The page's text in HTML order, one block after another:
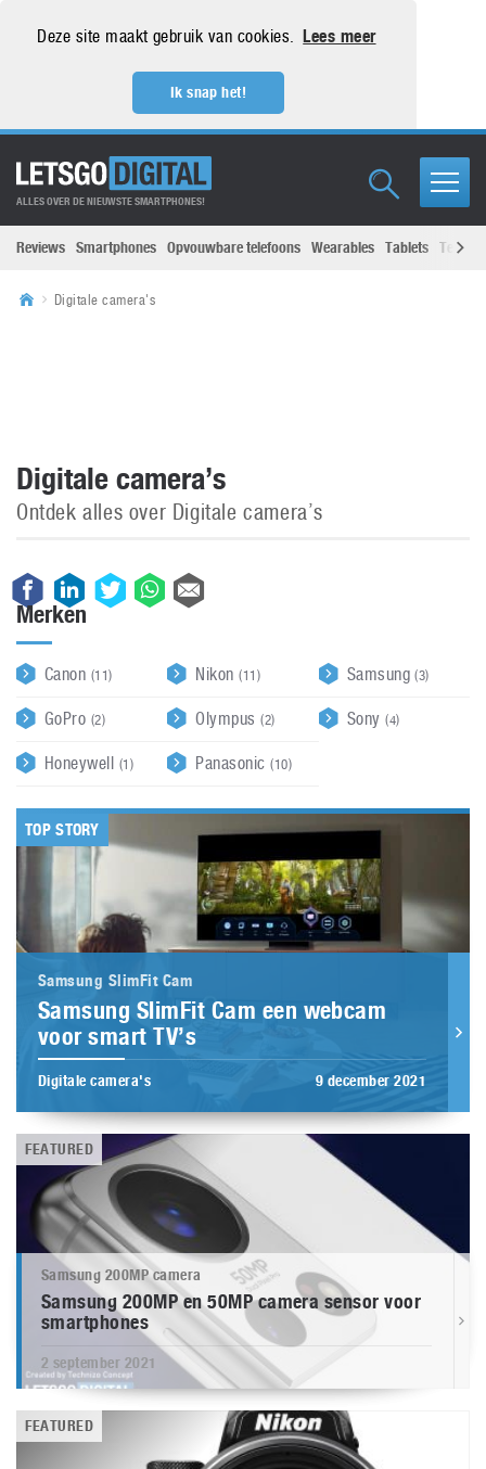
Deze site maakt gebruik van cookies. Lees meer
Ik snap het!
ALLES OVER DE NIEUWSTE SMARTPHONES!
Reviews Smartphones Opvouwbare telefoons Wearables Tablets
Digitale camera's
Digitale camera’s
Ontdek alles over Digitale camera’s
Merken
Canon (11)
GoPro (2)
Honeywell (1)
Nikon(11)
Olympus(2)
Panasonic(10)
Samsung(3)
Sony(4)
TOP STORY
Samsung SlimFit Cam
Samsung SlimFit Cam een webcam
voor smart TV’s
Digitale camera's 9 december 2021
FEATURED
Samsung 200MP camera
Samsung 200MP en 50MP camera sensor voor
smartphones
2 september 2021
FEATURED